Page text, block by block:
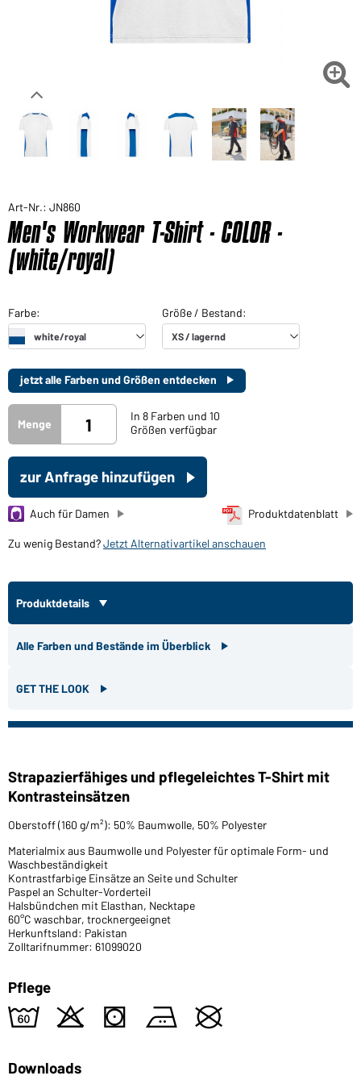

Art-Nr.: JN860
Men's Workwear T-Shirt - COLOR -
(white/royal)
jetzt alle Farben und Größen entdecken
Menge
In 8 Farben und 10
Größen verfügbar
zur Anfrage hinzufügen
Produktdatenblatt
Auch für Damen
Zu wenig Bestand?Jetzt Alternativartikel anschauen
Produktdetails
Alle Farben und Bestände im Überblick
GET THE LOOK
Strapazierfähiges und pflegeleichtes T-Shirt mit
Kontrasteinsätzen
Oberstoff (160 g/m²): 50% Baumwolle, 50% Polyester
Materialmix aus Baumwolle und Polyester für optimale Form- und
Waschbeständigkeit
Kontrastfarbige Einsätze an Seite und Schulter
Paspel an Schulter-Vorderteil
Halsbündchen mit Elasthan, Necktape
60°C waschbar, trocknergeeignet
Herkunftsland: Pakistan
Zolltarifnummer: 61099020
Pflege
4 o s b U
Downloads